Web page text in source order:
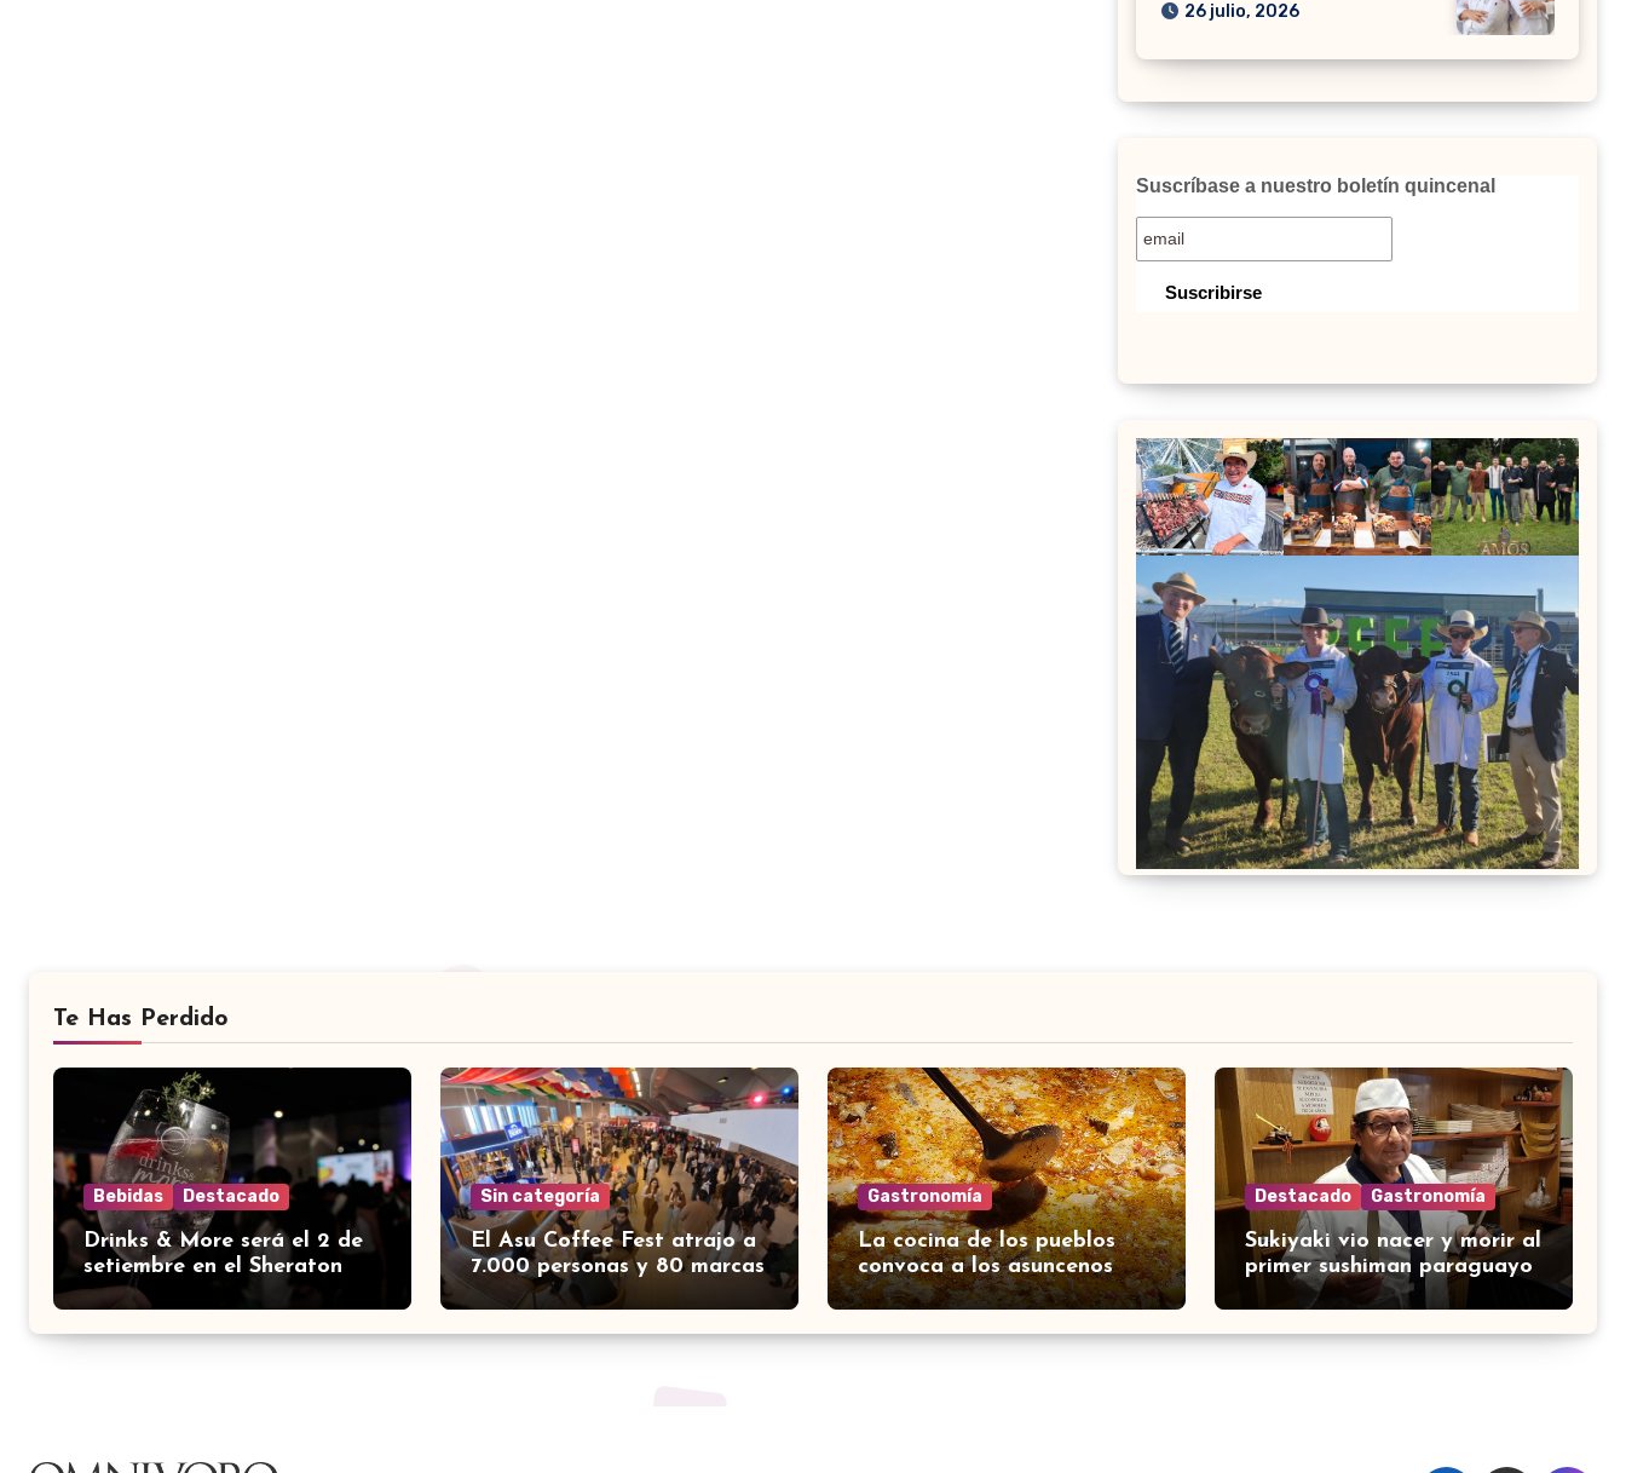
26 julio, 2026
Suscríbase a nuestro boletín quincenal
Te Has Perdido
Bebidas Destacado
Drinks & More será el 2 de
setiembre en el Sheraton
Sin categoría
El Asu Coffee Fest atrajo a
7.000 personas y 80 marcas
Gastronomía
La cocina de los pueblos
convoca a los asuncenos
Destacado Gastronomía
Sukiyaki vio nacer y morir al
primer sushiman paraguayo